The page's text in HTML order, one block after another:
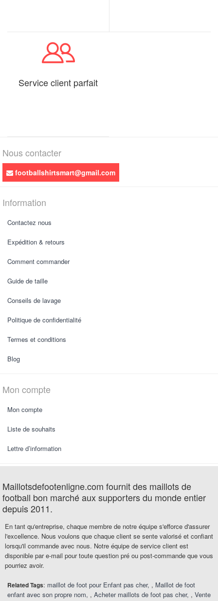
Service client parfait
Nous contacter
footballshirtsmart@gmail.com
Information
Contactez nous
Expédition & retours
Comment commander
Guide de taille
Conseils de lavage
Politique de confidentialité
Termes et conditions
Blog
Mon compte
Mon compte
Liste de souhaits
Lettre d’information
Maillotsdefootenligne.com fournit des maillots de
football bon marché aux supporters du monde entier
depuis 2011.
En tant qu'entreprise, chaque membre de notre équipe s'efforce d'assurer
l'excellence. Nous voulons que chaque client se sente valorisé et confiant
lorsqu'il commande avec nous. Notre équipe de service client est
disponible par e-mail pour toute question pré ou post-commande que vous
pourriez avoir.
Related Tags: maillot de foot pour Enfant pas cher , Maillot de foot
enfant avec son propre nom , Acheter maillots de foot pas cher , Vente